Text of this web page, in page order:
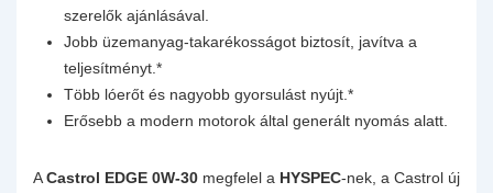
szerelők ajánlásával.
Jobb üzemanyag-takarékosságot biztosít, javítva a
teljesítményt.*
Több lóerőt és nagyobb gyorsulást nyújt.*
Erősebb a modern motorok által generált nyomás alatt.
ACastrol EDGE 0W-30 megfelel a HYSPEC-nek, a Castrol új